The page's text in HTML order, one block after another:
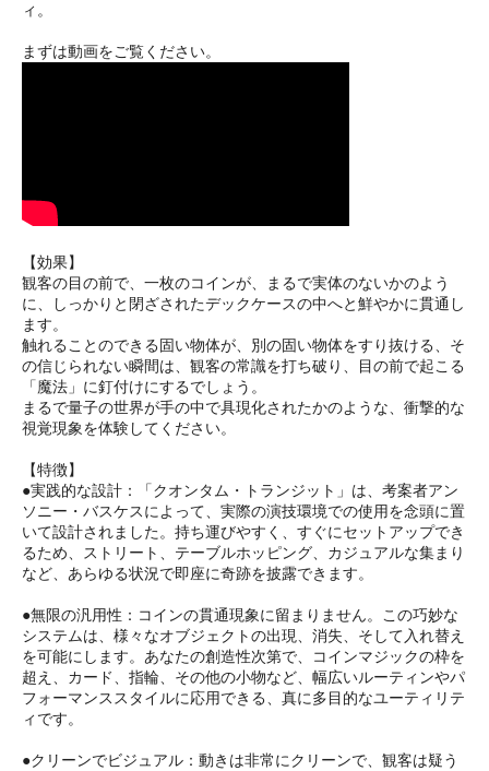
ィ。
まずは動画をご覧ください。
【効果】
観客の目の前で、一枚のコインが、まるで実体のないかのよう
に、しっかりと閉ざされたデックケースの中へと鮮やかに貫通し
ます。
触れることのできる固い物体が、別の固い物体をすり抜ける、そ
の信じられない瞬間は、観客の常識を打ち破り、目の前で起こる
「魔法」に釘付けにするでしょう。
まるで量子の世界が手の中で具現化されたかのような、衝撃的な
視覚現象を体験してください。
【特徴】
●実践的な設計：「クオンタム・トランジット」は、考案者アン
ソニー・バスケスによって、実際の演技環境での使用を念頭に置
いて設計されました。持ち運びやすく、すぐにセットアップでき
るため、ストリート、テーブルホッピング、カジュアルな集まり
など、あらゆる状況で即座に奇跡を披露できます。
●無限の汎用性：コインの貫通現象に留まりません。この巧妙な
システムは、様々なオブジェクトの出現、消失、そして入れ替え
を可能にします。あなたの創造性次第で、コインマジックの枠を
超え、カード、指輪、その他の小物など、幅広いルーティンやパ
フォーマンススタイルに応用できる、真に多目的なユーティリテ
ィです。
●クリーンでビジュアル：動きは非常にクリーンで、観客は疑う